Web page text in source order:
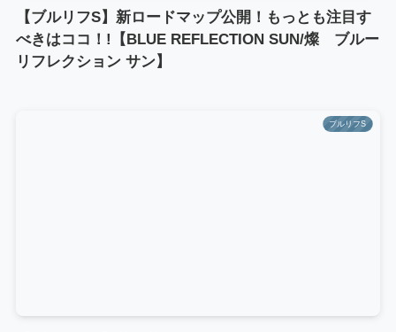
【ブルリフS】新ロードマップ公開！もっとも注目す
べきはココ！!【BLUE REFLECTION SUN/燦 ブルー
リフレクション サン】
ブルリフS